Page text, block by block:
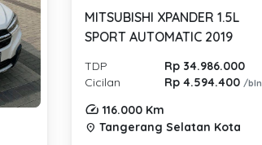
MITSUBISHI XPANDER 1.5L
SPORT AUTOMATIC 2019
TDP
Rp 34.986.000
Cicilan
Rp 4.594.400/bln
116.000 Km
location_on Tangerang Selatan Kota